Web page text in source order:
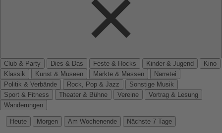
Club & Party Dies & Das Feste & Hocks Kinder & Jugend
Kino
Klassik
Kunst & Museen Märkte & Messen
Narretei
Politik & Verbände
Rock, Pop & Jazz
Sonstige Musik
Sport & Fitness
Theater & Bühne Vereine
Vortrag & Lesung
Wanderungen
Heute Morgen Am Wochenende Nächste 7 Tage